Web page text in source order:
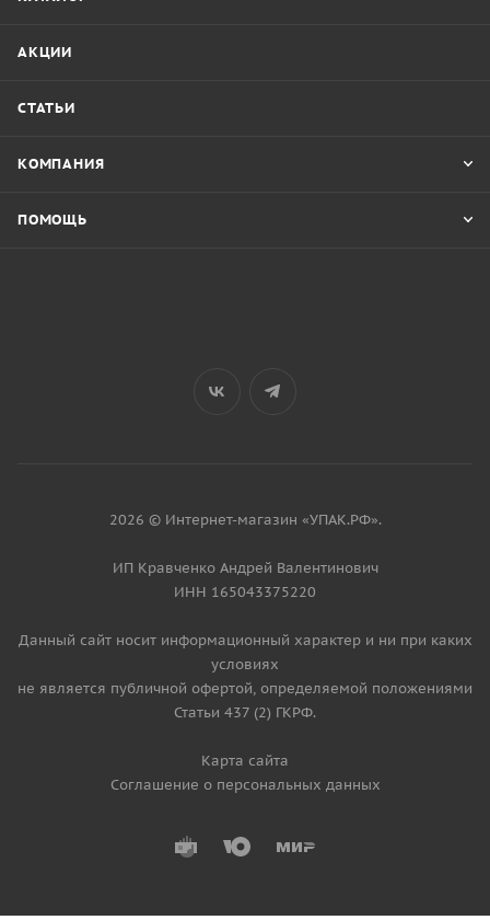
АКЦИИ
СТАТЬИ
КОМПАНИЯ
ПОМОЩЬ
2026 © Интернет-магазин «УПАК.РФ».
ИП Кравченко Андрей Валентинович
ИНН 165043375220
Данный сайт носит информационный характер и ни при каких
условиях
не является публичной офертой, определяемой положениями
Статьи 437 (2) ГКРФ.
Карта сайта
Соглашение о персональных данных